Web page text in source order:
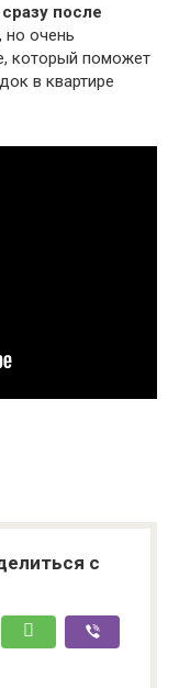
после
но очень
который поможет
в квартире
с